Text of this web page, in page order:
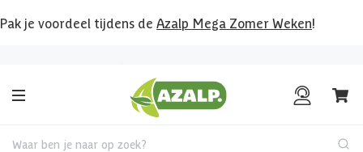
Pak je voordeel tijdens de Azalp Mega Zomer Weken!
Waar ben je naar op zoek?